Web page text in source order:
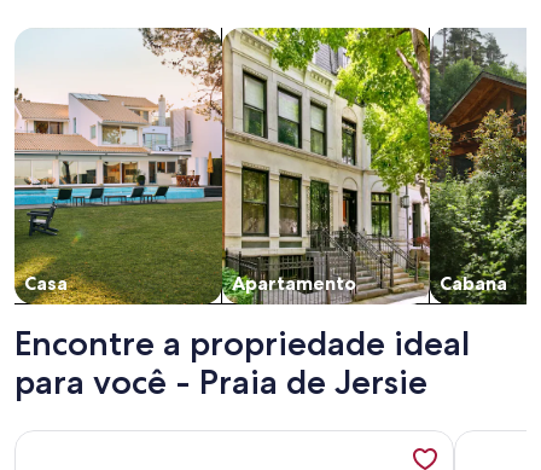
Casa
Busque casas
Apartamento
Busque apartamentos
Cabana
buscar
Encontre a propriedade ideal
para você - Praia de Jersie
Mais informações sobre S746 Strøby Ladeplads - Mais